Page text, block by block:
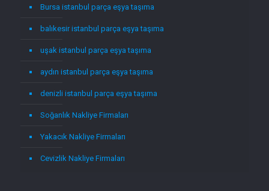
Bursa istanbul parça eşya taşıma
balıkesir istanbul parça eşya taşıma
uşak istanbul parça eşya taşıma
aydın istanbul parça eşya taşıma
denizli istanbul parça eşya taşıma
Soğanlık Nakliye Firmaları
Yakacık Nakliye Firmaları
Cevizlik Nakliye Firmaları